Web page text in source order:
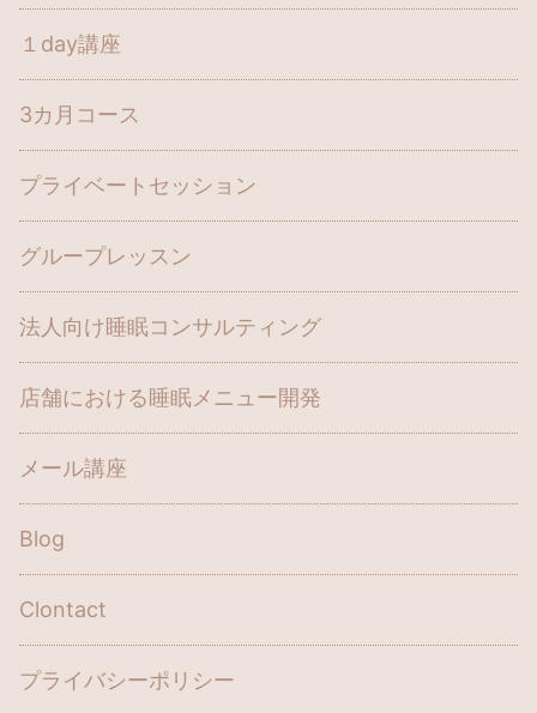
１day講座
3カ月コース
プライベートセッション
グループレッスン
法人向け睡眠コンサルティング
店舗における睡眠メニュー開発
メール講座
Blog
Clontact
プライバシーポリシー